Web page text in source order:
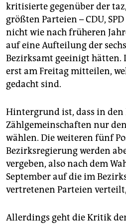
kritisierte gegenüber der
größten Parteien – CDU,
nicht wie nach früheren
auf eine Aufteilung der
Bezirksamt geeinigt hätten.
erst am Freitag mitteilen,
gedacht sind.
Hintergrund ist, dass in den
Zählgemeinschaften nur
wählen. Die weiteren fünf
Bezirksregierung werden
vergeben, also nach dem
September auf die im
vertretenen Parteien verteilt,
Allerdings geht die Kritik